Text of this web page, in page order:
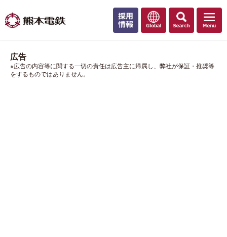
広告
※広告の内容等に関する一切の責任は広告主に帰属し、弊社が保証・推奨等
をするものではありません。